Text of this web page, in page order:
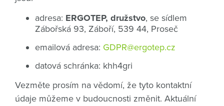
adresa: ERGOTEP, družstvo, se sídlem
Zábořská 93, Záboří, 539 44, Proseč
emailová adresa: GDPR@ergotep.cz
datová schránka: khh4gri
Vezměte prosím na vědomí, že tyto kontaktní
údaje můžeme v budoucnosti změnit. Aktuální